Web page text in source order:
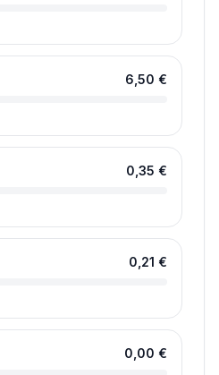
6,50 €
0,35 €
0,21 €
0,00 €